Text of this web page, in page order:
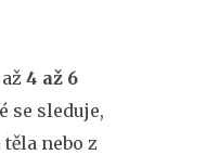
4 až 6
se sleduje,
nebo z